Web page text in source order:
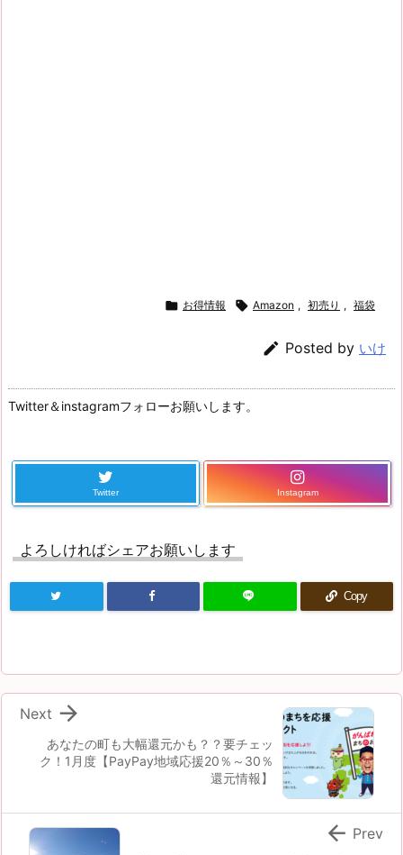
 お得情報  Amazon , 初売り , 福袋
 Posted by いけ
Twitter＆instagramフォローお願いします。
Twitter Instagram
よろしければシェアお願いします
Copy
あなたの町も大幅還元かも？？要チェッ
ク！1月度【PayPay地域応援20％～30％
還元情報】

Next
 Prev